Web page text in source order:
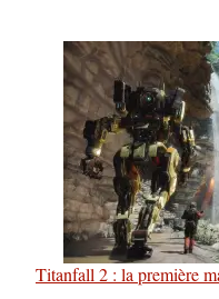
Titanfall 2 : la première